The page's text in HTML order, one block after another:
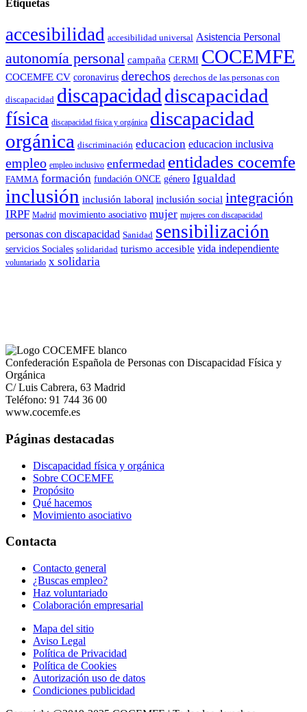
Etiquetas
accesibilidad accesibilidad universal Asistencia Personal
autonomía personal campaña CERMI COCEMFE
COCEMFE CV coronavirus derechos derechos de las personas con
discapacidad discapacidad discapacidad
física discapacidad física y orgánica discapacidad
orgánica discriminación educacion educacion inclusiva
empleo empleo inclusivo enfermedad entidades cocemfe
FAMMA formación fundación ONCE género Igualdad
inclusión inclusión laboral inclusión social integración
IRPF Madrid movimiento asociativo mujer mujeres con discapacidad
personas con discapacidad Sanidad sensibilización
servicios Sociales solidaridad turismo accesible vida independiente
voluntariado x solidaria
Confederación Española de Personas con Discapacidad Física y
Orgánica
C/ Luis Cabrera, 63 Madrid
Teléfono: 91 744 36 00
www.cocemfe.es
Páginas destacadas
Discapacidad física y orgánica
Sobre COCEMFE
Propósito
Qué hacemos
Movimiento asociativo
Contacta
Contacto general
¿Buscas empleo?
Haz voluntariado
Colaboración empresarial
Mapa del sitio
Aviso Legal
Política de Privacidad
Política de Cookies
Autorización uso de datos
Condiciones publicidad